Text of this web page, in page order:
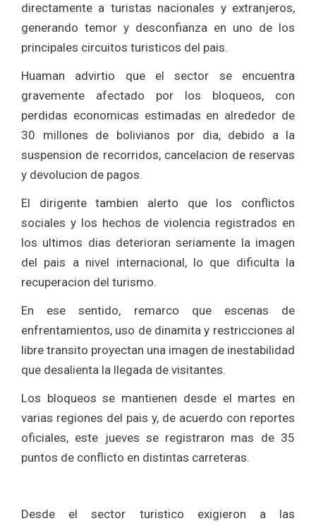
directamente a turistas nacionales y extranjeros,
generando temor y desconfianza en uno de los
principales circuitos turisticos del pais.
Huaman advirtio que el sector se encuentra
gravemente afectado por los bloqueos, con
perdidas economicas estimadas en alrededor de
30 millones de bolivianos por dia, debido a la
suspension de recorridos, cancelacion de reservas
y devolucion de pagos.
El dirigente tambien alerto que los conflictos
sociales y los hechos de violencia registrados en
los ultimos dias deterioran seriamente la imagen
del pais a nivel internacional, lo que dificulta la
recuperacion del turismo.
En ese sentido, remarco que escenas de
enfrentamientos, uso de dinamita y restricciones al
libre transito proyectan una imagen de inestabilidad
que desalienta la llegada de visitantes.
Los bloqueos se mantienen desde el martes en
varias regiones del pais y, de acuerdo con reportes
oficiales, este jueves se registraron mas de 35
puntos de conflicto en distintas carreteras.
Desde el sector turistico exigieron a las